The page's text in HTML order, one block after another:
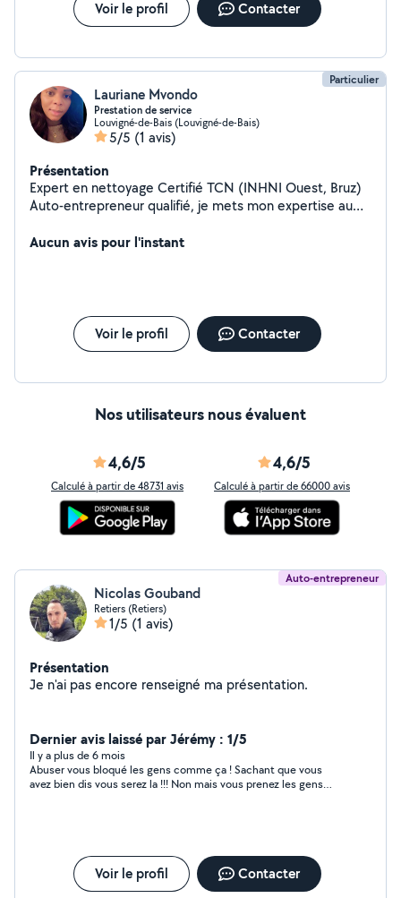
Voir le profil Contacter
Particulier
Lauriane Mvondo
Prestation de service
Louvigné-de-Bais (Louvigné-de-Bais)
5/5 (1 avis)
Présentation
Expert en nettoyage Certifié TCN (INHNI Ouest, Bruz)
Auto-entrepreneur qualifié, je mets mon expertise au
prestations de nettoyage efficaces et soignées.
qualité, respect des normes d'hygiène et satisfaction
garantie. Contactez-moi pour un devis gratuit et
personnalisé.
Aucun avis pour l'instant
Voir le profil Contacter
Nos utilisateurs nous évaluent
4,6/5
Calculé à partir de 48731 avis
4,6/5
Calculé à partir de 66000 avis
Auto-entrepreneur
Nicolas Gouband
Retiers (Retiers)
1/5 (1 avis)
Présentation
Je n'ai pas encore renseigné ma présentation.
Dernier avis laissé par Jérémy : 1/5
Il y a plus de 6 mois
Abuser vous bloqué les gens comme ça ! Sachant que vous
avez bien dis vous serez la !!! Non mais vous prenez les gens
Voir le profil Contacter